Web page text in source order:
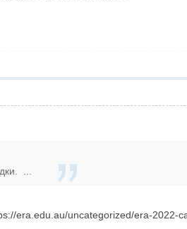
...
era.edu.au/uncategorized/era-2022-